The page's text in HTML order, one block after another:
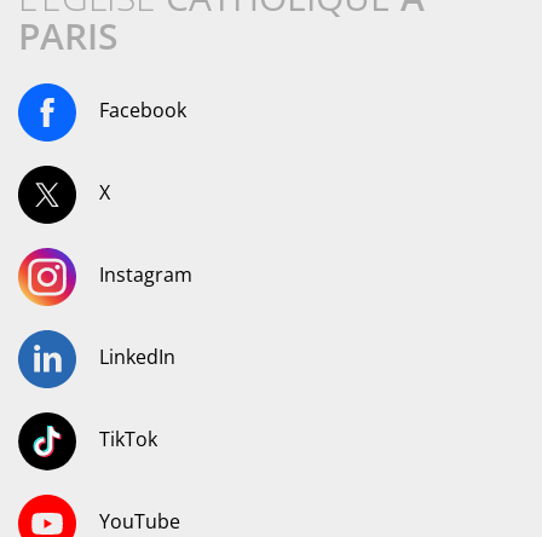
PARIS
Facebook
X
Instagram
LinkedIn
TikTok
YouTube